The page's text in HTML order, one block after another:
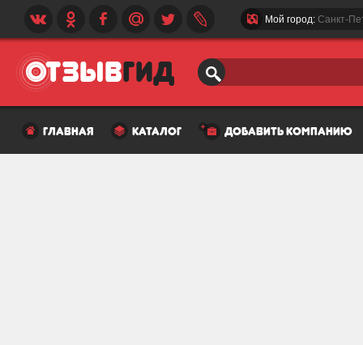
Мой город: Санкт-
главная каталог добавить компанию